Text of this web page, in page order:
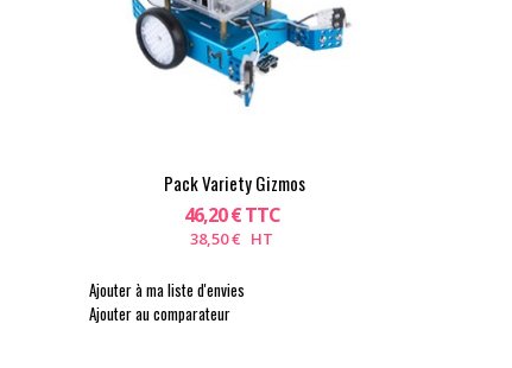
Pack Variety Gizmos
46,20 € TTC
38,50 € HT
Ajouter à ma liste d'envies
Ajouter au comparateur